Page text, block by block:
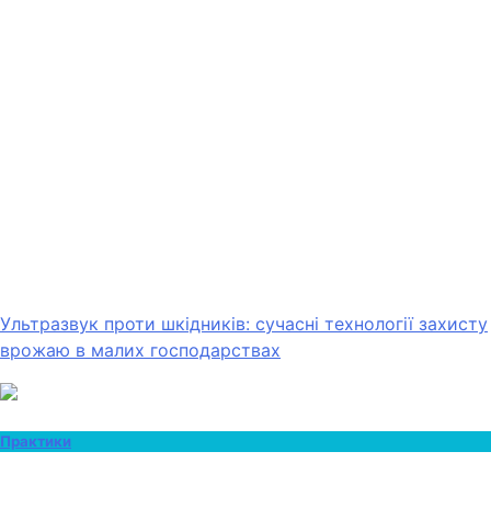
Ультразвук проти шкідників: сучасні технології захисту
врожаю в малих господарствах
Практики